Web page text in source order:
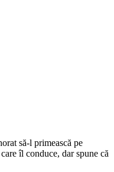
să-l primească pe
îl conduce, dar spune că